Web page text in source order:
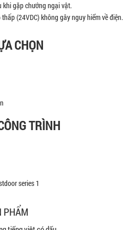
khi gặp chướng ngại vật.
(24VDC) không gây nguy hiểm về điện.
CHỌN
TRÌNH
PHẨM